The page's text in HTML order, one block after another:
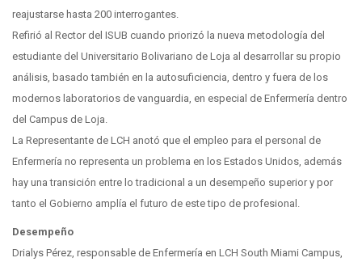
reajustarse hasta 200 interrogantes.
Refirió al Rector del ISUB cuando priorizó la nueva metodología del
estudiante del Universitario Bolivariano de Loja al desarrollar su propio
análisis, basado también en la autosuficiencia, dentro y fuera de los
modernos laboratorios de vanguardia, en especial de Enfermería dentro
del Campus de Loja.
La Representante de LCH anotó que el empleo para el personal de
Enfermería no representa un problema en los Estados Unidos, además
hay una transición entre lo tradicional a un desempeño superior y por
tanto el Gobierno amplía el futuro de este tipo de profesional.
Desempeño
Drialys Pérez, responsable de Enfermería en LCH South Miami Campus,